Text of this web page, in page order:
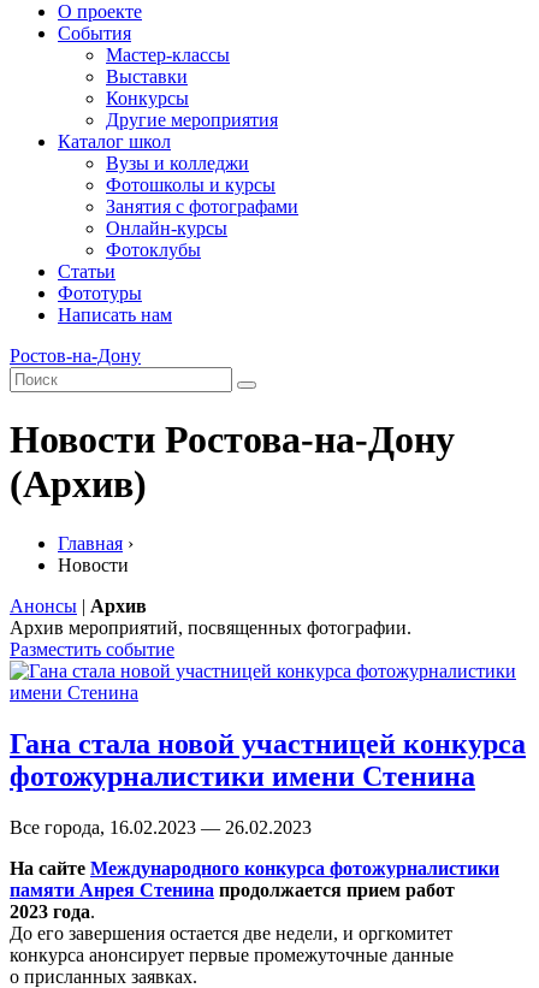
О проекте
События
Мастер-классы
Выставки
Конкурсы
Другие мероприятия
Каталог школ
Вузы и колледжи
Фотошколы и курсы
Занятия с фотографами
Онлайн-курсы
Фотоклубы
Статьи
Фототуры
Написать нам
Ростов-на-Дону
Новости Ростова-на-Дону
(Архив)
Главная ›
Новости
Анонсы | Архив
Архив мероприятий, посвященных фотографии.
Разместить событие
Гана стала новой участницей конкурса
фотожурналистики имени Стенина
Все города, 16.02.2023 — 26.02.2023
На сайте Международного конкурса фотожурналистики
памяти Анрея Стенина продолжается прием работ
2023 года.
До его завершения остается две недели, и оргкомитет
конкурса анонсирует первые промежуточные данные
о присланных заявках.